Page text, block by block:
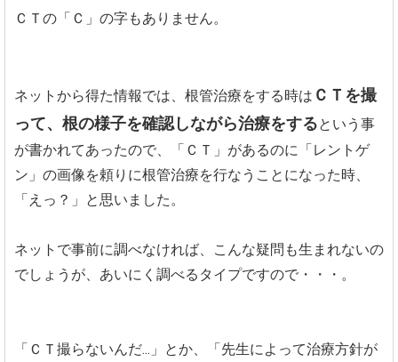
ＣＴの「Ｃ」の字もありません。
ネットから得た情報では、根管治療をする時は ＣＴを撮
って、根の様子を確認しながら治療をするという事
が書かれてあったので、「ＣＴ」があるのに「レントゲ
ン」の画像を頼りに根管治療を行なうことになった時、
「えっ？」と思いました。
ネットで事前に調べなければ、こんな疑問も生まれないの
でしょうが、あいにく調べるタイプですので・・・。
「ＣＴ撮らないんだ...」とか、「先生によって治療方針が